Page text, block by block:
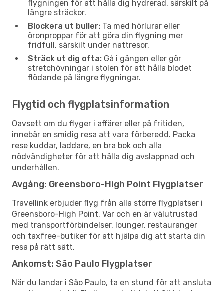
flygningen för att hålla dig hydrerad, särskilt på
längre sträckor.
Blockera ut buller: Ta med hörlurar eller
öronproppar för att göra din flygning mer
fridfull, särskilt under nattresor.
Sträck ut dig ofta: Gå i gången eller gör
stretchövningar i stolen för att hålla blodet
flödande på längre flygningar.
Flygtid och flygplatsinformation
Oavsett om du flyger i affärer eller på fritiden,
innebär en smidig resa att vara förberedd. Packa
rese kuddar, laddare, en bra bok och alla
nödvändigheter för att hålla dig avslappnad och
underhållen.
Avgång: Greensboro-High Point Flygplatser
Travellink erbjuder flyg från alla större flygplatser i
Greensboro-High Point. Var och en är välutrustad
med transportförbindelser, lounger, restauranger
och taxfree-butiker för att hjälpa dig att starta din
resa på rätt sätt.
Ankomst: São Paulo Flygplatser
När du landar i São Paulo, ta en stund för att ansluta